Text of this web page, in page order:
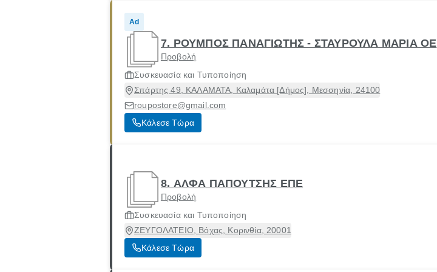
Ad
7. ΡΟΥΜΠΟΣ ΠΑΝΑΓΙΩΤΗΣ - ΣΤΑΥΡΟΥΛΑ ΜΑΡΙΑ ΟΕ
Προβολή
Συσκευασία και Τυποποίηση
Σπάρτης 49, ΚΑΛΑΜΑΤΑ, Καλαμάτα [Δήμος], Μεσσηνία, 24100
roupostore@gmail.com
Κάλεσε Τώρα
8. ΑΛΦΑ ΠΑΠΟΥΤΣΗΣ ΕΠΕ
Προβολή
Συσκευασία και Τυποποίηση
ΖΕΥΓΟΛΑΤΕΙΟ, Βόχας, Κορινθία, 20001
Κάλεσε Τώρα